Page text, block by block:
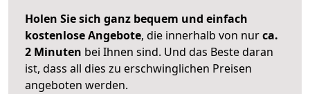
Holen Sie sich ganz bequem und einfach
kostenlose Angebote, die innerhalb von nurca.
2 Minuten bei Ihnen sind. Und das Beste daran
ist, dass all dies zu erschwinglichen Preisen
angeboten werden.